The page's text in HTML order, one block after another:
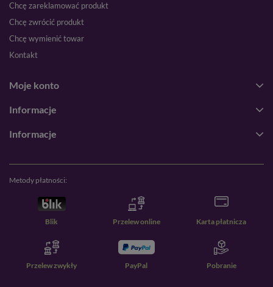
Chcę zareklamować produkt
Chcę zwrócić produkt
Chcę wymienić towar
Kontakt
Moje konto
Informacje
Informacje
Metody płatności:
Blik Przelew online Karta płatnicza
Przelew zwykły PayPal Pobranie